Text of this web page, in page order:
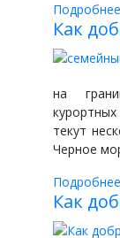
Подробнее
Как
на
текут
Черное
Подробнее
Как